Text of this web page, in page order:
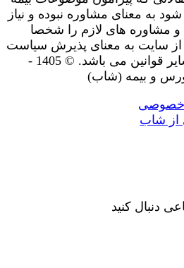
به معنای مشاوره نبوده و نیاز
و مشاوره های لازم را شخصا
از سایت به معنای پذیرش سیاست
های حریم خصوصی و سایر قوانین می باشد. © 1405 -
و بیمه (شاب)
از شاب
دنبال کنید